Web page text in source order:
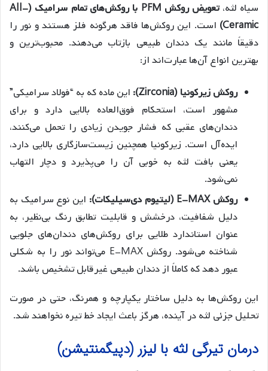
سیاه لثه،
تعویض روکش PFM با روکش‌های تمام سرامیک (All-
Ceramic) است. این روکش‌ها فاقد هرگونه فلز هستند و نور را
دقیقاً مانند یک دندان طبیعی بازتاب می‌دهند. محبوب‌ترین و
بهترین انواع آن‌ها عبارت‌اند از:
روکش زیرکونیا (Zirconia):
این ماده که به “فولاد سرامیکی”
مشهور است، استحکام فوق‌العاده بالایی دارد و برای
دندان‌های عقبی که فشار جویدن زیادی را تحمل می‌کنند،
ایده‌آل است. زیرکونیا همچنین زیست‌سازگاری بالایی دارد،
یعنی بافت لثه به خوبی آن را می‌پذیرد و دچار التهاب
نمی‌شود.
روکش E-MAX (لیتیوم دی‌سیلیکات):
این نوع سرامیک به
دلیل شفافیت، درخشش و قابلیت تطابق رنگ بی‌نظیر، به
عنوان استاندارد طلایی برای روکش‌های دندان‌های جلویی
شناخته می‌شود. روکش E-MAX می‌تواند نور را به شکلی
عبور دهد که کاملاً از دندان طبیعی غیرقابل تشخیص باشد.
این روکش‌ها به دلیل ساختار یکپارچه و همرنگ، حتی در صورت
تحلیل جزئی لثه در آینده، هرگز باعث ایجاد خط تیره نخواهند شد.
درمان تیرگی لثه با لیزر (دپیگمنتیشن)